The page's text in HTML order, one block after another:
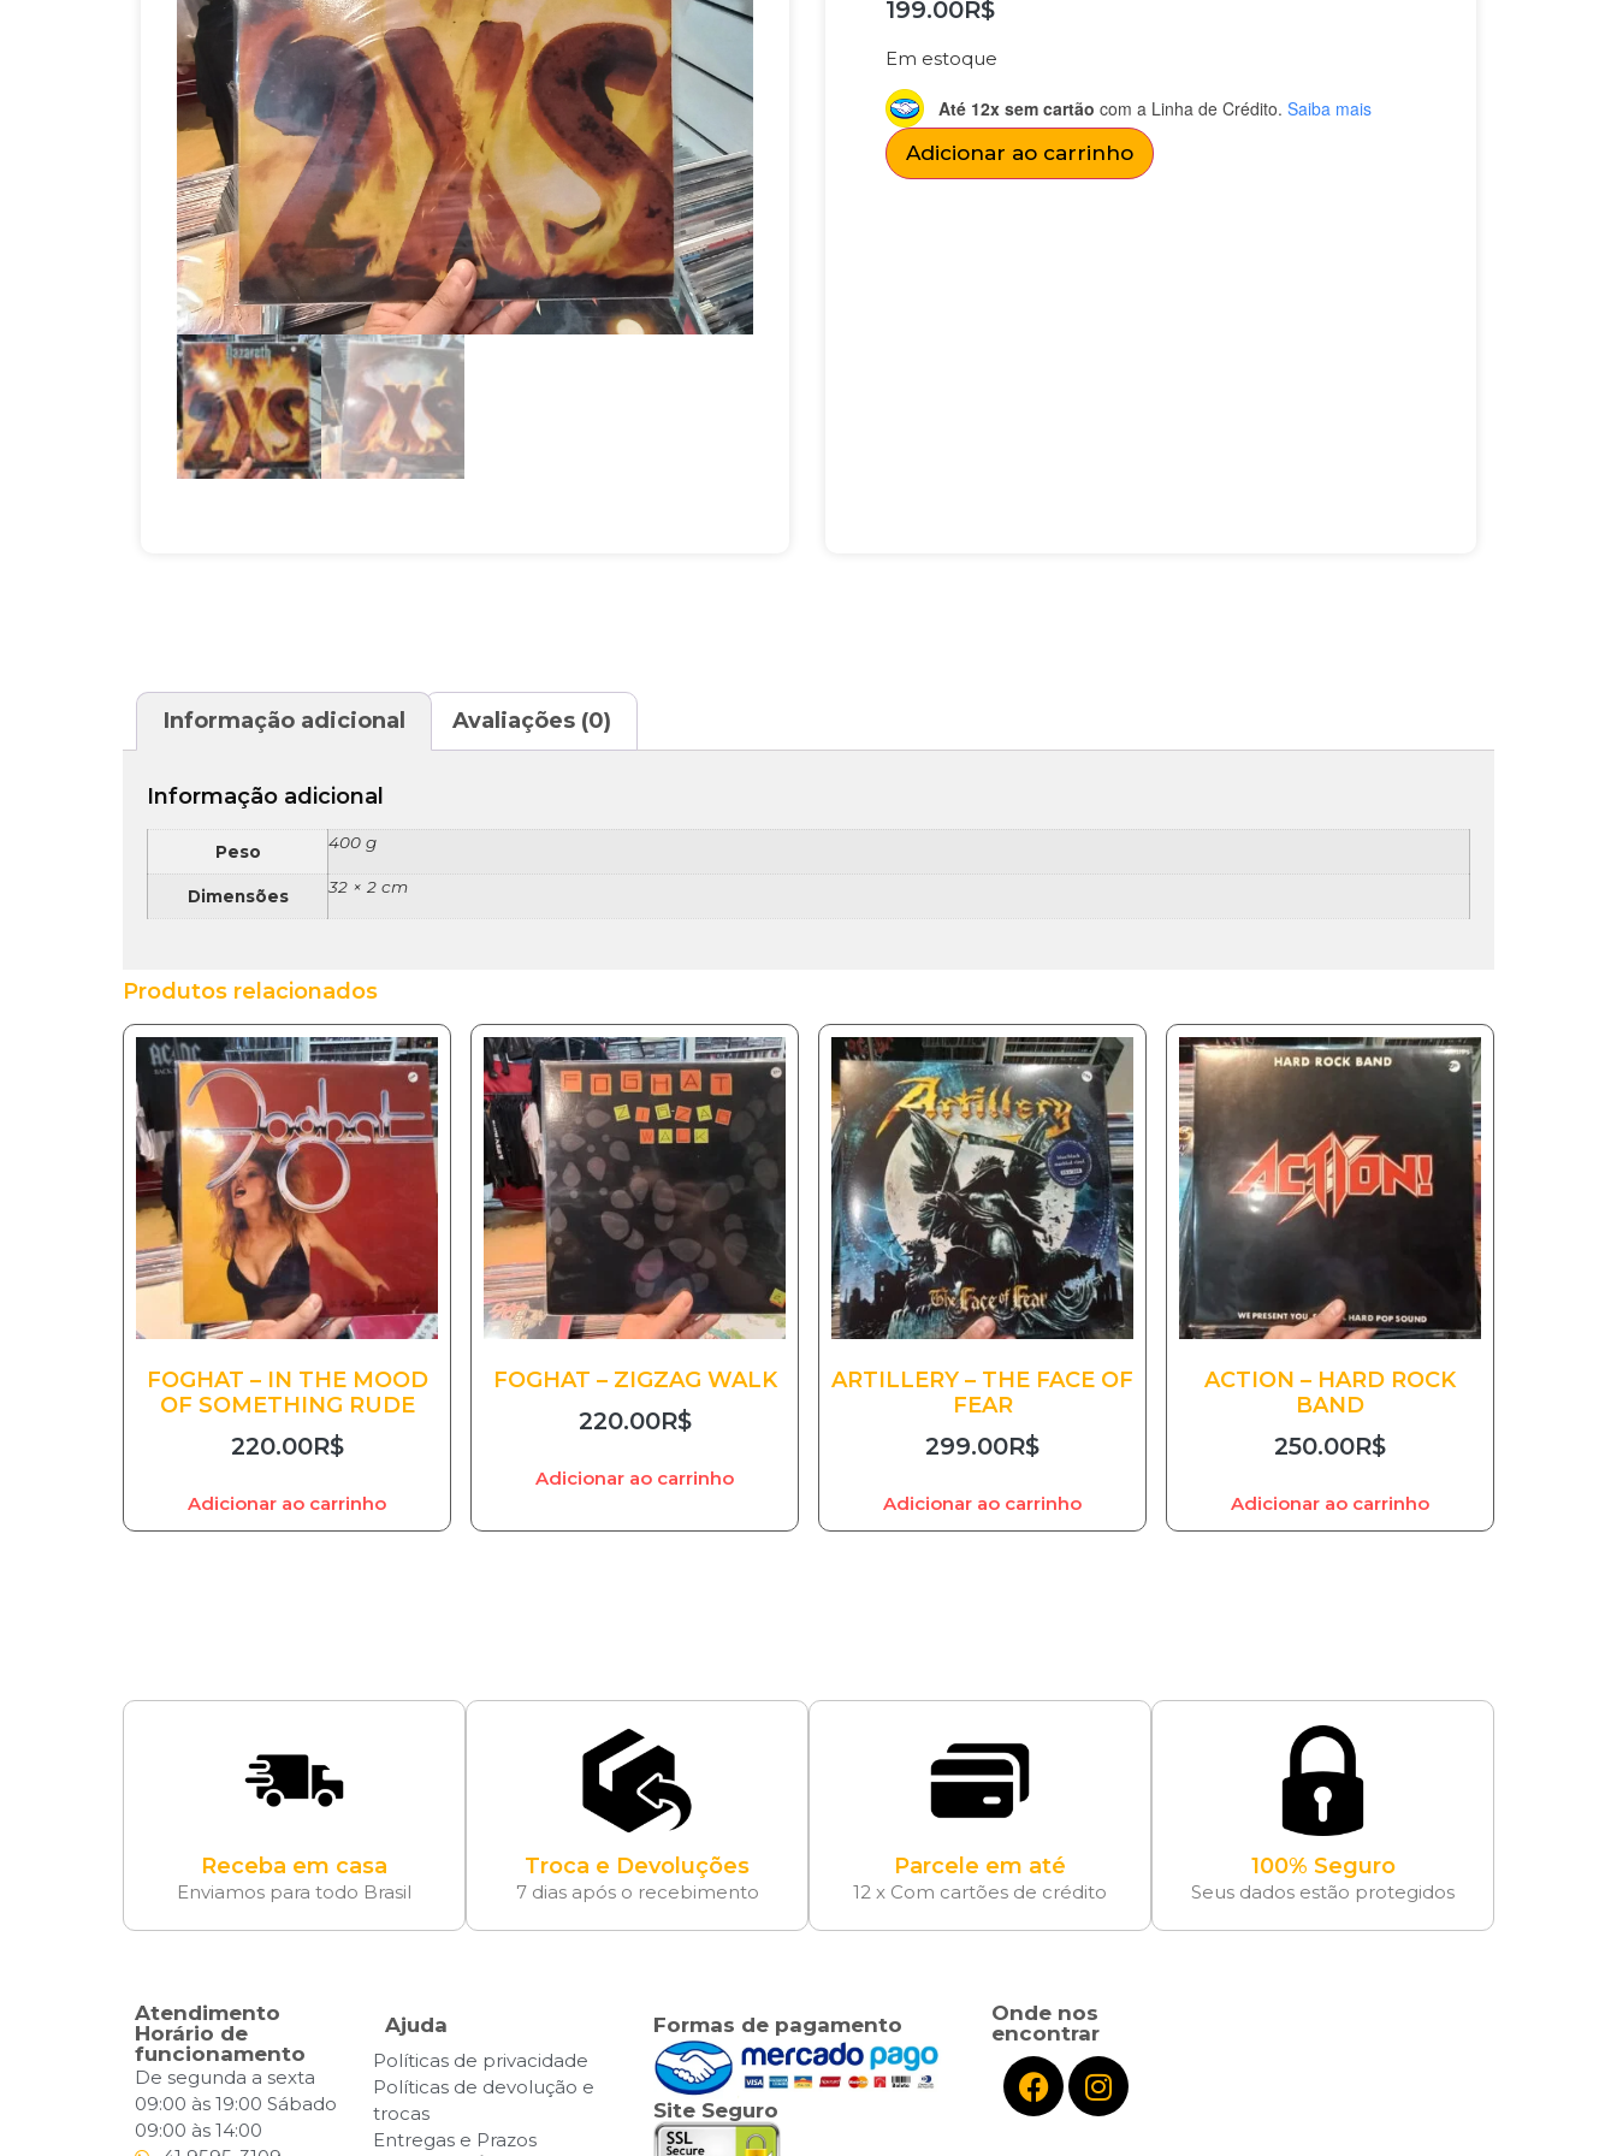
199.00R$
Em estoque
Até 12x sem cartão com a Linha de Crédito. Saiba mais
Adicionar ao carrinho
Informação adicional Avaliações (0)
Informação adicional
Peso 400 g
Dimensões 32 × 2 cm
Produtos relacionados
FOGHAT – IN THE MOOD
OF SOMETHING RUDE
220.00R$
Adicionar ao carrinho
FOGHAT – ZIGZAG WALK
220.00R$
Adicionar ao carrinho
ARTILLERY – THE FACE OF
FEAR
299.00R$
Adicionar ao carrinho
ACTION – HARD ROCK
BAND
250.00R$
Adicionar ao carrinho
Receba em casa
Enviamos para todo Brasil
Troca e Devoluções
7 dias após o recebimento
Parcele em até
12 x Com cartões de crédito
100% Seguro
Seus dados estão protegidos
Atendimento
Horário de
funcionamento
De segunda a sexta
09:00 às 19:00 Sábado
09:00 às 14:00
Ajuda
Políticas de privacidade
Políticas de devolução e
trocas
Entregas e Prazos
Formas de pagamento
Site Seguro
Onde nos
encontrar